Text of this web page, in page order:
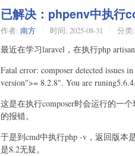
已解决：phpenv中执行
作者: 南方 时间: 2025-08-31 分类:
最近在学习laravel，在执行php
Fatal error: composer detected issues
version">= 8.2.8". You are
这是在执行composer时会运行的一
的报错。
于是到cmd中执行php -v，返回版本
是8.2无疑。